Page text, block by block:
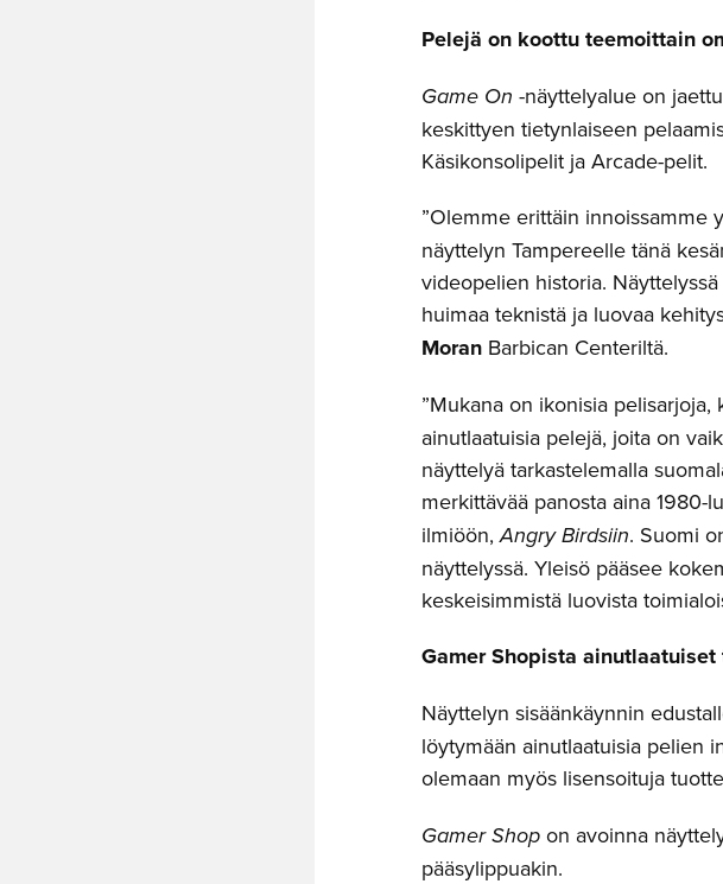
Pelejä on koottu teemoittain
Game On -näyttelyalue on
keskittyen tietynlaiseen
Käsikonsolipelit ja Arcade-pelit.
”Olemme erittäin innoissamme
näyttelyn Tampereelle tänä
videopelien historia.
huimaa teknistä ja luovaa
Moran Barbican Centeriltä.
”Mukana on ikonisia pelisarjoja,
ainutlaatuisia pelejä, joita on
näyttelyä tarkastelemalla
merkittävää panosta aina 1980-
ilmiöön,Angry Birdsiin. Suomi
näyttelyssä. Yleisö pääsee
keskeisimmistä luovista
Gamer Shopista
Näyttelyn sisäänkäynnin
löytymään ainutlaatuisia pelien
olemaan myös lisensoituja
Gamer Shopon avoinna
pääsylippuakin.